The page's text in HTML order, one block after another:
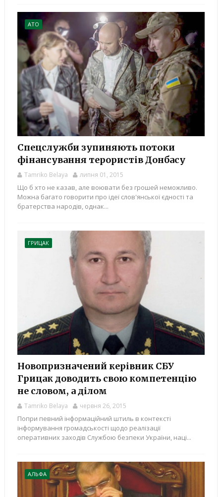
АТО
Спецслужби зупиняють потоки
фінансування терористів Донбасу
Tamriko Belaya липня 01, 2015
Що б хто не казав, але воювати без грошей неможливо.
Можна багато говорити про ідеї слов'янської єдності та
братерства народів, однак...
ГРИЦАК
Новопризначений керівник СБУ
Грицак доводить свою компетенцію
не словом, а ділом
Tamriko Belaya червня 26, 2015
Попри певний інформаційний штиль в контексті
інформування громадськості щодо реалізації
оперативних заходів Службою безпеки України, наці...
АЛЬФА